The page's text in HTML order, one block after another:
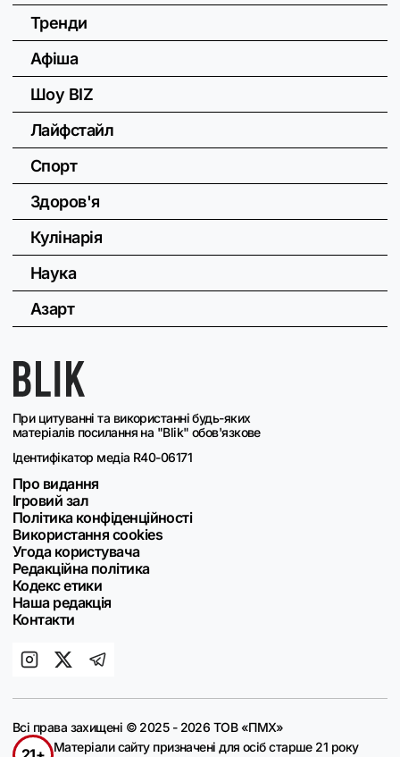
При цитуванні та використанні будь-яких
матеріалів посилання на "Blik" обов'язкове
Ідентифікатор медіа R40-06171
Про видання
Ігровий зал
Політика конфіденційності
Використання cookies
Угода користувача
Редакційна політика
Кодекс етики
Наша редакція
Контакти
Тренди
Афіша
Шоу BIZ
Лайфстайл
Спорт
Здоров'я
Кулінарія
Наука
Азарт
Всі права захищені © 2025 - 2026 ТОВ «ПМХ»
Матеріали сайту призначені для осіб старше 21 року